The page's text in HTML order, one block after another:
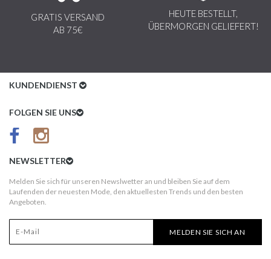
GRATIS VERSAND
AB 75€
HEUTE BESTELLT,
ÜBERMORGEN GELIEFERT!
KUNDENDIENST
Kundenservice
AGB
Kundeninformationen
Widerruf
FOLGEN SIE UNS
NEWSLETTER
Melden Sie sich für unseren Newslwetter an und bleiben Sie auf dem
Laufenden der neuesten Mode, den aktuellesten Trends und den besten
Angeboten.
MELDEN SIE SICH AN